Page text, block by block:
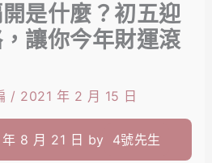
是什麼？初五迎
讓你今年財運滾
/ 2021 年 2 月 15 日
8 月 21 日 by 4號先生